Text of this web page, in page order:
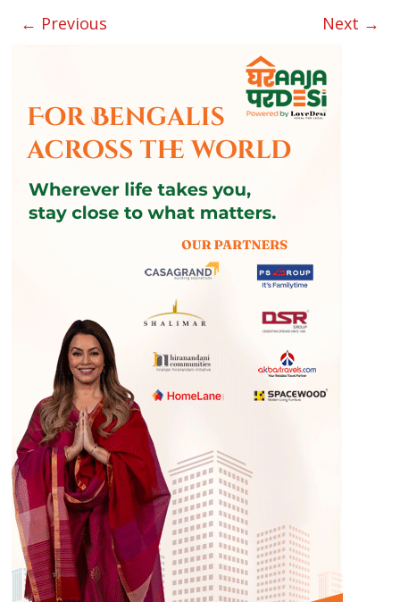
← Previous Next →